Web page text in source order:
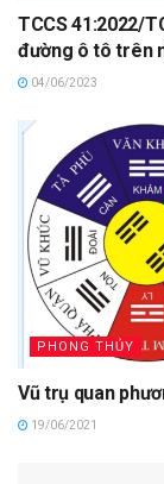
TCCS 41:2022/
đường ô tô trên
04/06/2023
PHONG THỦY
Vũ trụ quan
19/06/2021